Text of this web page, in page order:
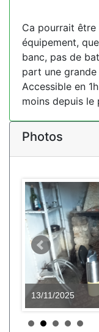
Ca pourrait être
équipement,
banc, pas de
part une grande
Accessible en
moins depuis le
Photos
13/11/2025